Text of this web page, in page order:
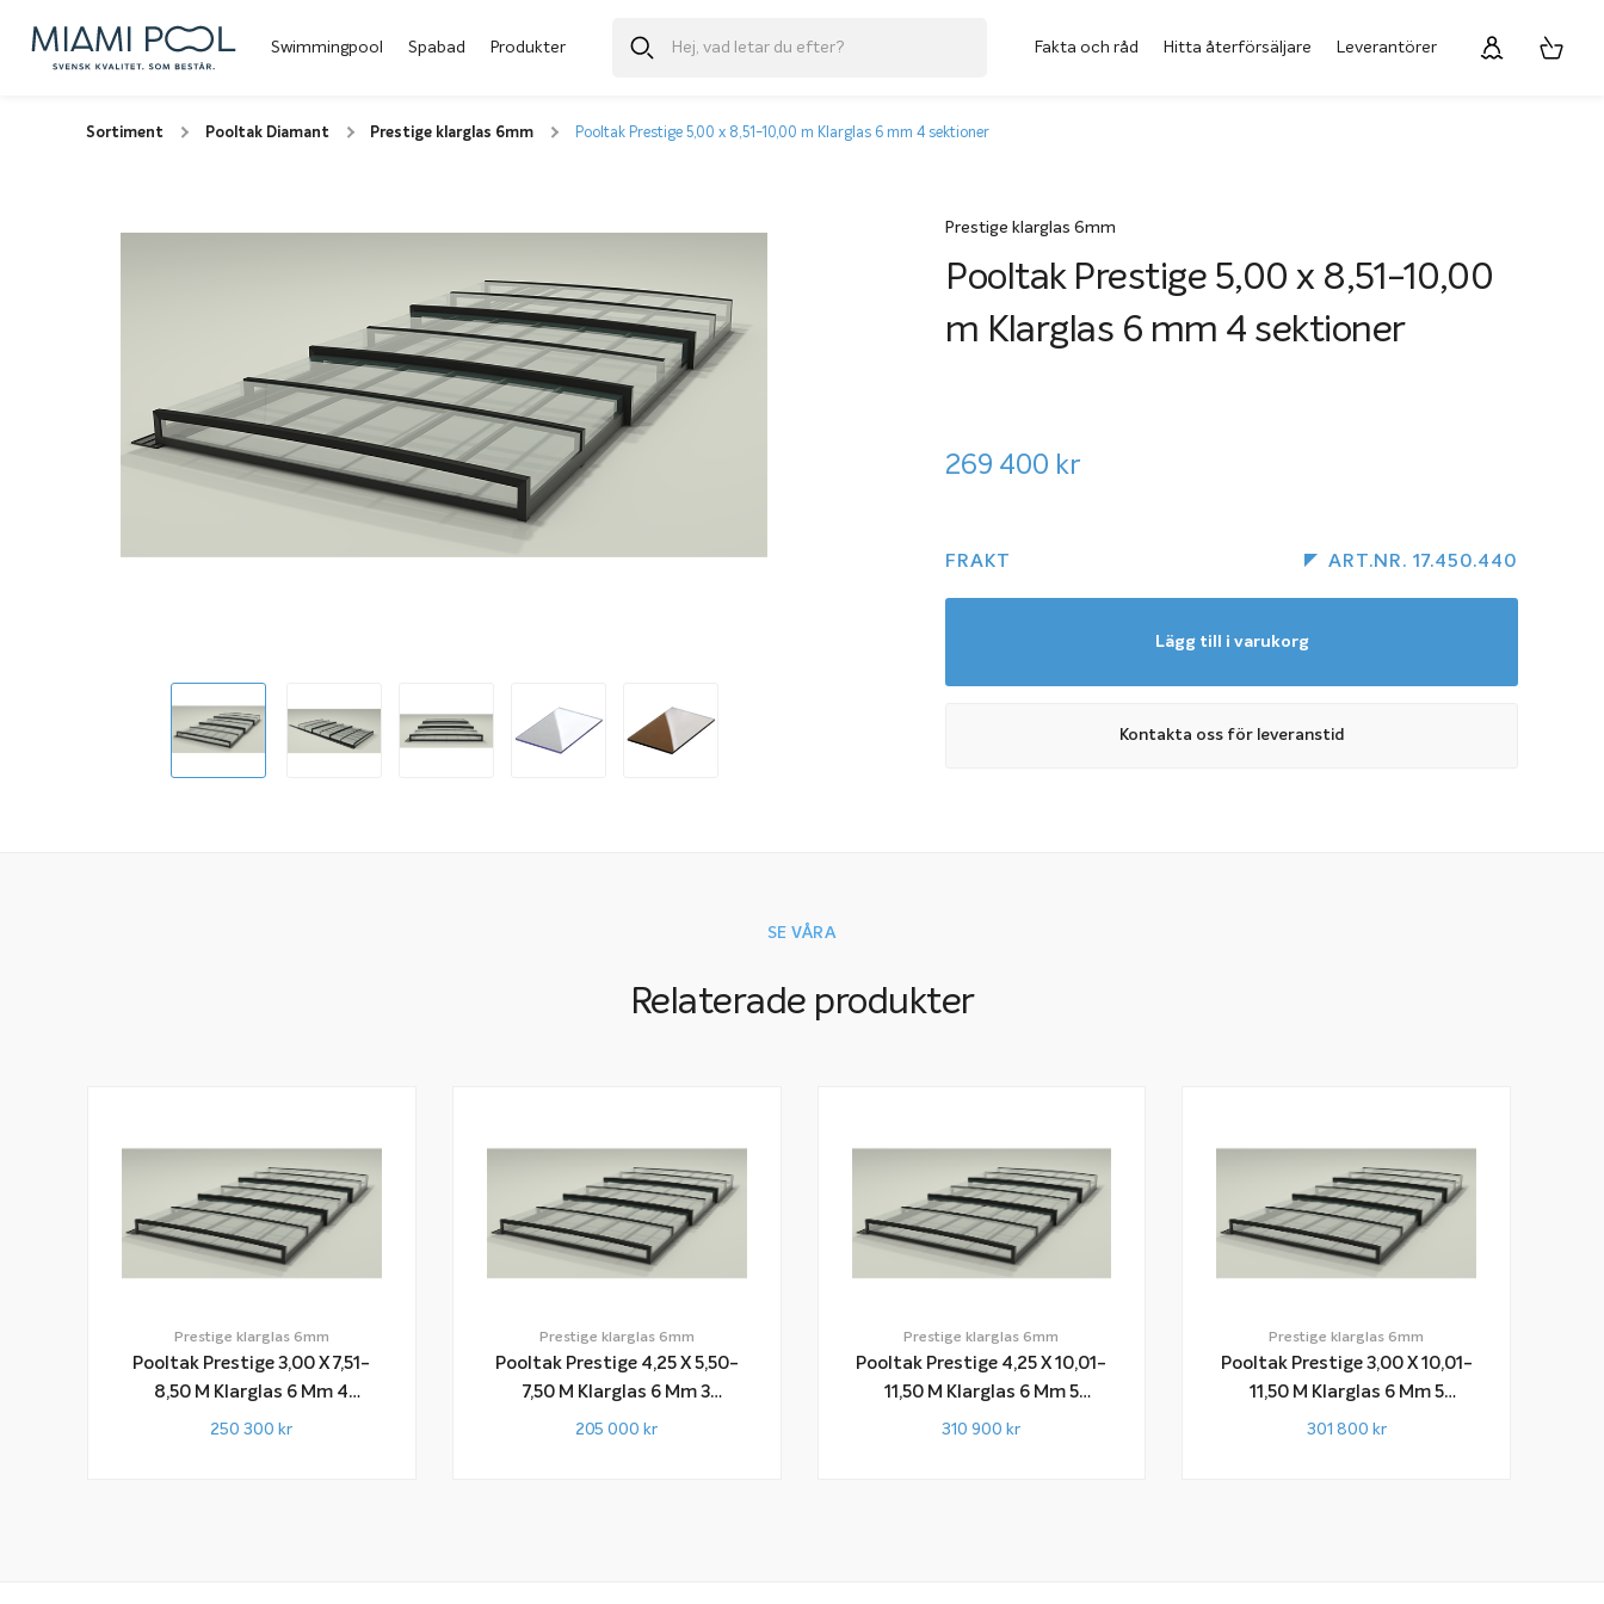
Swimmingpool Spabad Produkter Fakta och råd Hitta återförsäljare Leverantörer
Sortiment Pooltak Diamant Prestige klarglas 6mm Pooltak Prestige 5,00 x 8,51-10,00 m Klarglas 6 mm 4 sektioner
Prestige klarglas 6mm
Pooltak Prestige 5,00 x 8,51-10,00
m Klarglas 6 mm 4 sektioner
269 400 kr
FRAKT ART.NR. 17.450.440
Lägg till i varukorg
Kontakta oss för leveranstid
SE VÅRA
Relaterade produkter
Prestige klarglas 6mm
Pooltak Prestige 3,00 X 7,51-
8,50 M Klarglas 6 Mm 4
Sektioner
250 300 kr
Prestige klarglas 6mm
Pooltak Prestige 4,25 X 5,50-
7,50 M Klarglas 6 Mm 3
Sektioner
205 000 kr
Prestige klarglas 6mm
Pooltak Prestige 4,25 X 10,01-
11,50 M Klarglas 6 Mm 5
Sektioner
310 900 kr
Prestige klarglas 6mm
Pooltak Prestige 3,00 X 10,01-
11,50 M Klarglas 6 Mm 5
Sektioner
301 800 kr